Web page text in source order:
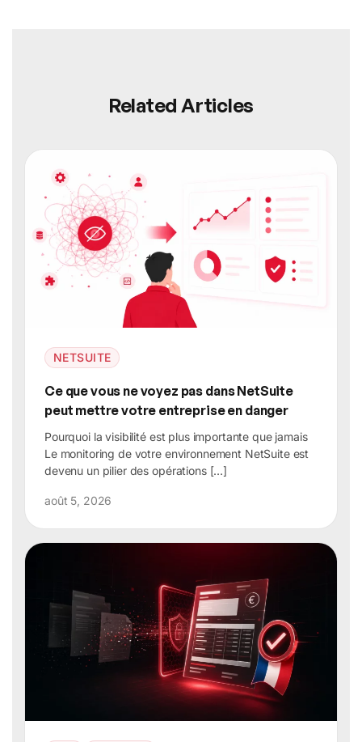
Related Articles
NETSUITE
Ce que vous ne voyez pas dans NetSuite
peut mettre votre entreprise en danger
Pourquoi la visibilité est plus importante que jamais
Le monitoring de votre environnement NetSuite est
devenu un pilier des opérations […]
août 5, 2026